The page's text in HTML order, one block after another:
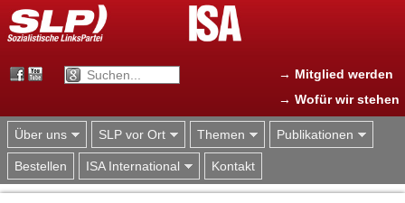
Jump to navigation
→ Mitglied werden
→ Wofür wir stehen
Über uns SLP vor Ort Themen Publikationen
Bestellen ISA International Kontakt